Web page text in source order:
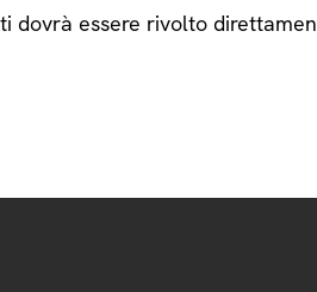
dovrà essere rivolto